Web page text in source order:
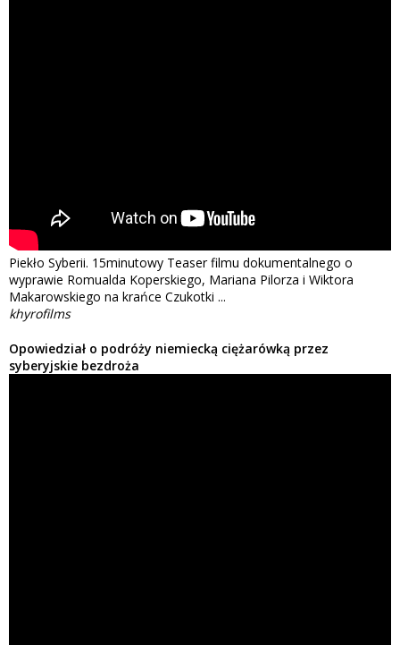
Piekło Syberii. 15minutowy Teaser filmu dokumentalnego o
wyprawie Romualda Koperskiego, Mariana Pilorza i Wiktora
Makarowskiego na krańce Czukotki ...
khyrofilms
Opowiedział o podróży niemiecką ciężarówką przez
syberyjskie bezdroża